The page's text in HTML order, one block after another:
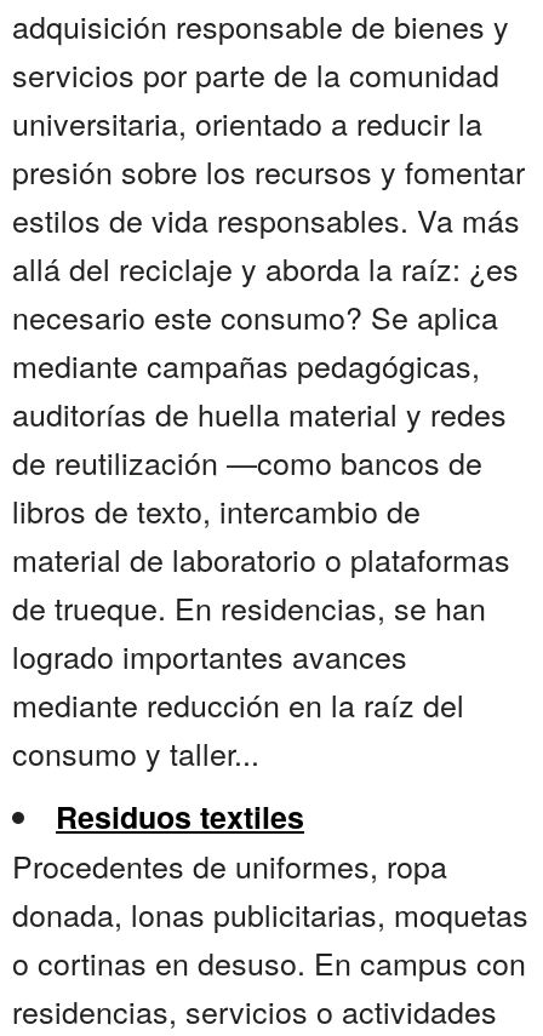
adquisición responsable de bienes y
servicios por parte de la comunidad
universitaria, orientado a reducir la
presión sobre los recursos y fomentar
estilos de vida responsables. Va más
allá del reciclaje y aborda la raíz: ¿es
necesario este consumo? Se aplica
mediante campañas pedagógicas,
auditorías de huella material y redes
de reutilización —como bancos de
libros de texto, intercambio de
material de laboratorio o plataformas
de trueque. En residencias, se han
logrado importantes avances
mediante reducción en la raíz del
consumo y taller...
Residuos textiles
Procedentes de uniformes, ropa
donada, lonas publicitarias, moquetas
o cortinas en desuso. En campus con
residencias, servicios o actividades